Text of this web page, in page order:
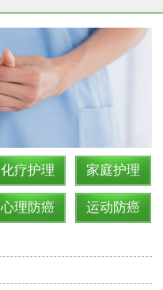
化疗护理 家庭护理
心理防癌 运动防癌